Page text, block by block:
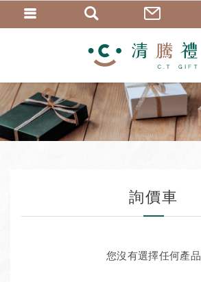
詢價車
您沒有選擇任何產品